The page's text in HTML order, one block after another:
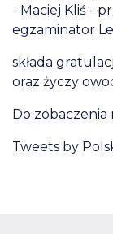
- Maciej Kliś -
egzaminator
składa
oraz życzy
Do zobaczenia
Tweets by